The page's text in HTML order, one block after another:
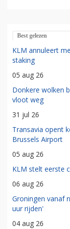
Best gelezen
KLM annuleert
staking
05 aug 26
Donkere wolken
vloot weg
31 jul 26
Transavia opent
Brussels Airport
05 aug 26
KLM stelt eerste
06 aug 26
Groningen vanaf
uur rijden'
04 aug 26